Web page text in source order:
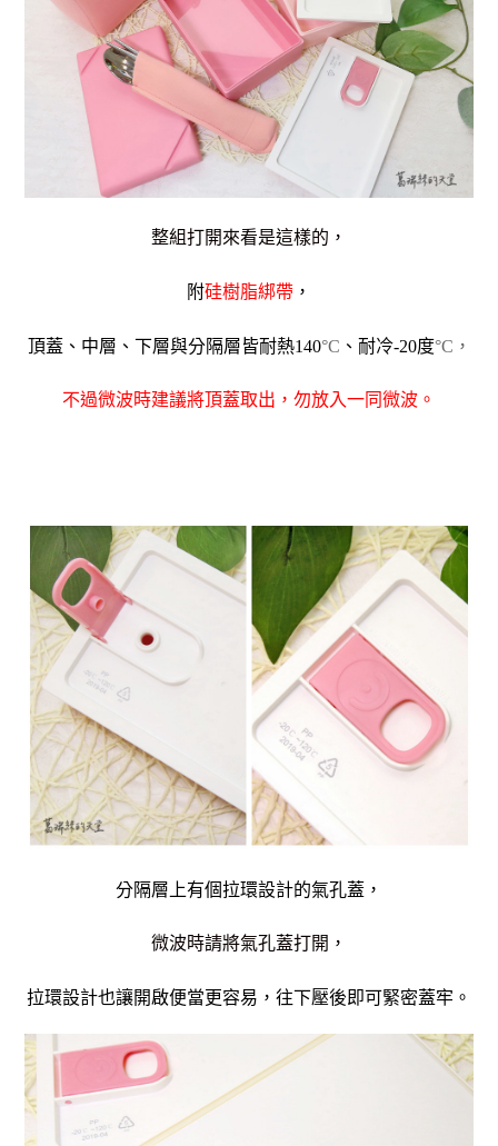
整組打開來看是這樣的，
附硅樹脂綁帶 ，
頂蓋、中層、下層與分隔層皆耐熱140°C 、耐冷-20度°C，
不過微波時建議將頂蓋取出，勿放入一同微波。
分隔層上有個拉環設計的氣孔蓋，
微波時請將氣孔蓋打開，
拉環設計也讓開啟便當更容易， 往下壓後即可緊密蓋牢。